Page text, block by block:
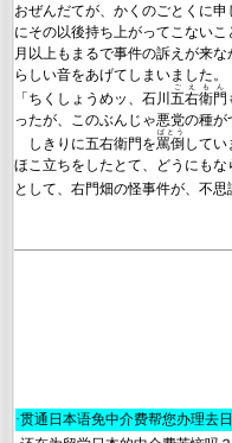
おぜんだてが、かくのごとくに
にその以後持ち上がってこない
月以上もまるで事件の訴えが来
らしい音をあげてしまいました。
「ちくしょうめッ、石川 五右衛門
ごえもん
ったが、このぶんじゃ悪党の種が
しきりに五右衛門を罵倒
ばとう
して
ほこ立ちをしたとて、どうにも
として、右門畑の怪事件が、不思
·贯通日本语免中介费帮您办理去